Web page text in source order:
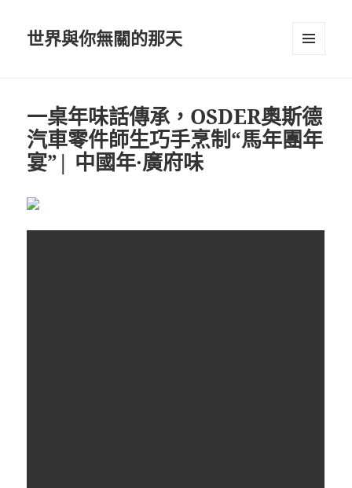
世界與你無關的那天
一桌年味話傳承，OSDER奧斯德
汽車零件師生巧手烹制“馬年團年
宴”| 中國年·廣府味